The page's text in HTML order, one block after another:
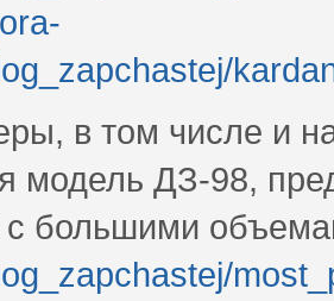
в том числе и
модель ДЗ-98,
с большими